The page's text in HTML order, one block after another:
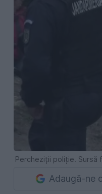
Percheziții poliție. Sursă
Adaugă-ne